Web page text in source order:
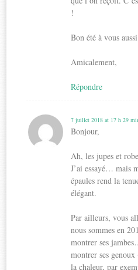
!
Bon été à vous aussi
Amicalement,
Répondre
7 juillet 2018 at 17 h 29
Bonjour,
Ah, les jupes et
J’ai essayé… mais
épaules rend la
élégant.
Par ailleurs, vous
nous sommes en
montrer ses
montrer ses
la chaleur, par